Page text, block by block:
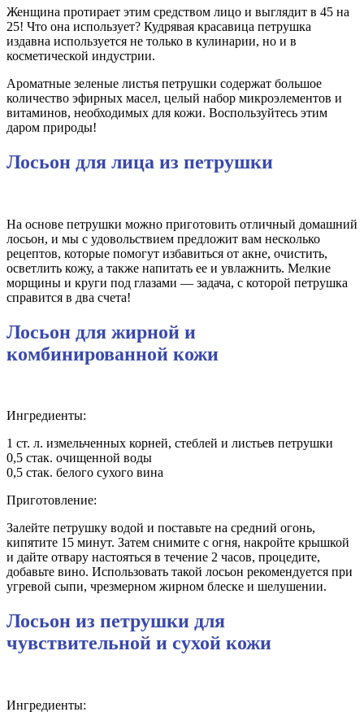
Женщина протирает этим средством лицо и выглядит в 45 на
25! Что она использует? Кудрявая красавица петрушка
издавна используется не только в кулинарии, но и в
косметической индустрии.
Ароматные зеленые листья петрушки содержат большое
количество эфирных масел, целый набор микроэлементов и
витаминов, необходимых для кожи. Воспользуйтесь этим
даром природы!
Лосьон для лица из петрушки
На основе петрушки можно приготовить отличный домашний
лосьон, и мы с удовольствием предложит вам несколько
рецептов, которые помогут избавиться от акне, очистить,
осветлить кожу, а также напитать ее и увлажнить. Мелкие
морщины и круги под глазами — задача, с которой петрушка
справится в два счета!
Лосьон для жирной и
комбинированной кожи
Ингредиенты:
1 ст. л. измельченных корней, стеблей и листьев петрушки
0,5 стак. очищенной воды
0,5 стак. белого сухого вина
Приготовление:
Залейте петрушку водой и поставьте на средний огонь,
кипятите 15 минут. Затем снимите с огня, накройте крышкой
и дайте отвару настояться в течение 2 часов, процедите,
добавьте вино. Использовать такой лосьон рекомендуется при
угревой сыпи, чрезмерном жирном блеске и шелушении.
Лосьон из петрушки для
чувствительной и сухой кожи
Ингредиенты: